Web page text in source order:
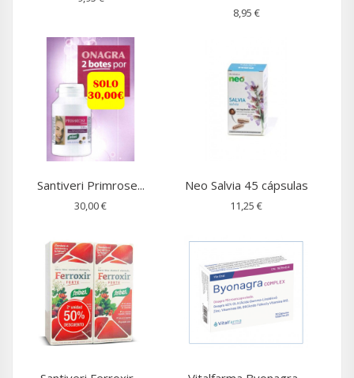
8,95 €
Santiveri Primrose...
30,00 €
Neo Salvia 45 cápsulas
11,25 €